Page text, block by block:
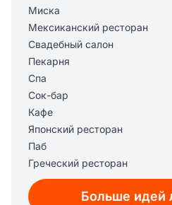
Миска
Мексиканский ресторан
Свадебный салон
Пекарня
Спа
Сок-бар
Кафе
Японский ресторан
Паб
Греческий ресторан
Больше идей